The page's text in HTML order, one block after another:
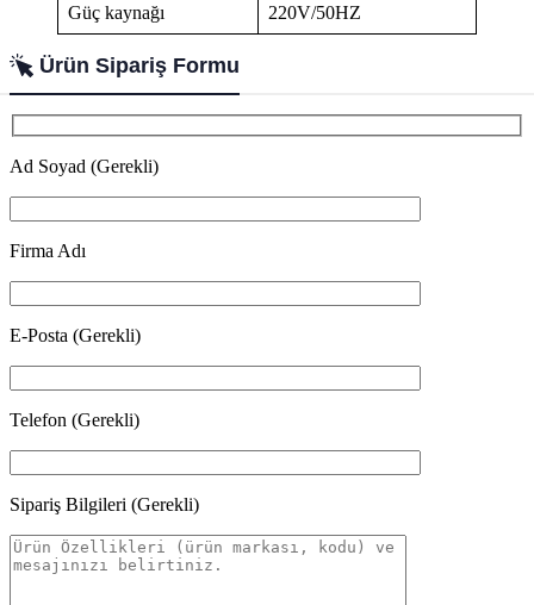
Güç kaynağı 220V/50HZ
Ürün Sipariş Formu
Ad Soyad (Gerekli)
Firma Adı
E-Posta (Gerekli)
Telefon (Gerekli)
Sipariş Bilgileri (Gerekli)